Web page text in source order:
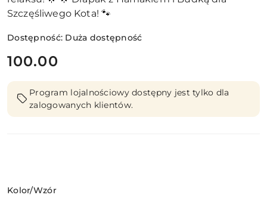
Szczęśliwego Kota! 🐾
Dostępność: Duża dostępność
cena:
100.00
Program lojalnościowy dostępny jest tylko dla
zalogowanych klientów.
Wariant
Kolor/Wzór